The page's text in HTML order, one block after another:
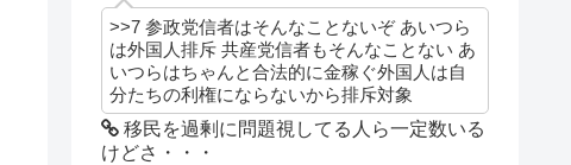
>>7 参政党信者はそんなことないぞ あいつら
は外国人排斥 共産党信者もそんなことない あ
いつらはちゃんと合法的に金稼ぐ外国人は自
分たちの利権にならないから排斥対象
移民を過剰に問題視してる人ら一定数いる
けどさ・・・